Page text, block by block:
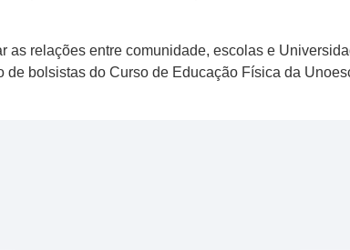
relações entre comunidade, escolas e
de bolsistas do Curso de Educação Física da